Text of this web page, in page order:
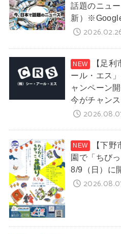
話題のニュ
新）
【足
ール・エス
ャンペーン
今がチャンス
【下
園で「ちび
8/9（日）に